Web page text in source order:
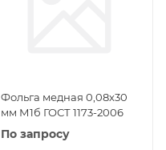
Фольга медная 0,08х30
мм М1б ГОСТ 1173-2006
По запросу